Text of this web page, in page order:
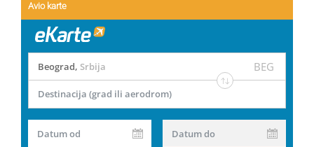
Avio karte
Beograd, Srbija BEG
Destinacija (grad ili aerodrom)
Datum od Datum do